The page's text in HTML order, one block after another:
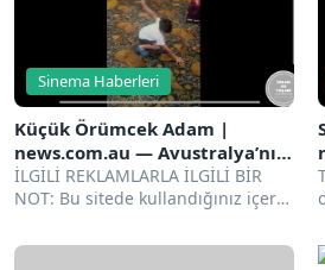
Sinema Haberleri
Küçük Örümcek Adam |
news.com.au — Avustralya’nın
önde gelen haber sitesi
İLGİLİ REKLAMLARLA İLGİLİ BİR
NOT: Bu sitede kullandığınız içerik
toplarız ve...